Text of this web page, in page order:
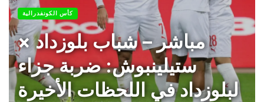
كأس الكونفدرالية
مباشر – شباب بلوزداد ×
ستيلينبوش: ضربة جزاء
لبلوزداد في اللحظات الأخيرة